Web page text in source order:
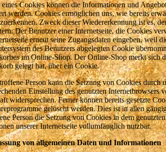
Cookies können die Informationen und
werden. Cookies ermöglichen uns, wie bereits
Zweck dieser Wiedererkennung ist es,
Der Benutzer einer Internetseite, die Cookies
erneut seine Zugangsdaten eingeben, weil
des Benutzers abgelegten Cookie
im Online-Shop. Der Online-Shop merkt sich
gelegt hat, über ein Cookie.
Person kann die Setzung von Cookies durch
Einstellung des genutzten Internetbrowsers
widersprechen. Ferner können bereits gesetzte
gelöscht werden. Dies ist in allen
Person die Setzung von Cookies in dem
unserer Internetseite vollumfänglich nutzbar.
von allgemeinen Daten und Informationen